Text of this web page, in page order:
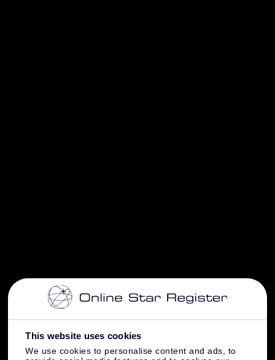
This website uses cookies
We use cookies to personalise content and ads, to